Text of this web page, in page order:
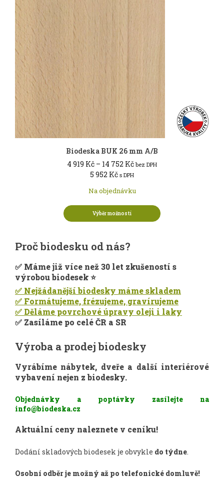
Biodeska BUK 26 mm A/B
4 919 Kč – 14 752 KčRozpětí
cen:
až
14 752 Kč
bez DPH
5 952 Kč s DPH
Na objednávku
Výběr možností
produkt
má
více
variant.
lze
vybrat
na
stránce
Proč biodesku od nás?
✅ Máme již více než 30 let zkušeností s
výrobou biodesek ⭐
✅ Nejžádanější biodesky máme skladem
✅ Formátujeme, frézujeme, gravírujeme
✅ Děláme povrchové úpravy oleji i laky
✅ Zasíláme po celé ČR a SR
Výroba a prodej biodesky
Vyrábíme nábytek, dveře a další interiérové
vybavení nejen z biodesky.
Objednávky a poptávky zasílejte na
info@biodeska.cz
Aktuální ceny naleznete v ceníku!
Dodání skladových biodesek je obvykle do týdne.
Osobní odběr je možný až po telefonické domluvě!